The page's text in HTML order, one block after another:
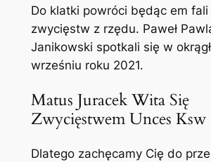
Do klatki powróci będąc em
zwycięstw z rzędu. Paweł
Janikowski spotkali się w
wrześniu roku 2021.
Matus Juracek Wita Się
Zwycięstwem Unces Ksw
Dlatego zachęcamy Cię do